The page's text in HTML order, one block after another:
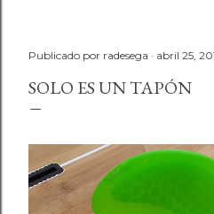
Publicado por radesega abril 25,
SOLO ES UN TAPÓN